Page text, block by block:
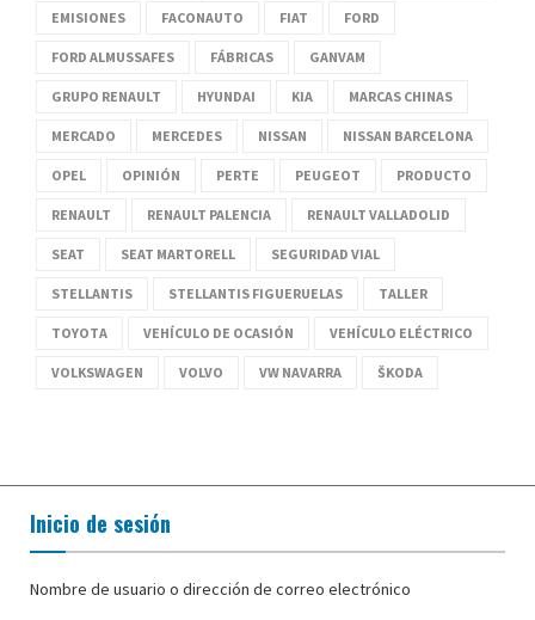
EMISIONES FACONAUTO FIAT FORD
FORD ALMUSSAFES FÁBRICAS GANVAM
GRUPO RENAULT HYUNDAI KIA MARCAS CHINAS
MERCADO MERCEDES NISSAN NISSAN BARCELONA
OPEL OPINIÓN PERTE PEUGEOT PRODUCTO
RENAULT RENAULT PALENCIA RENAULT VALLADOLID
SEAT SEAT MARTORELL SEGURIDAD VIAL
STELLANTIS STELLANTIS FIGUERUELAS TALLER
TOYOTA VEHÍCULO DE OCASIÓN VEHÍCULO ELÉCTRICO
VOLKSWAGEN VOLVO VW NAVARRA ŠKODA
Inicio de sesión
Nombre de usuario o dirección de correo electrónico